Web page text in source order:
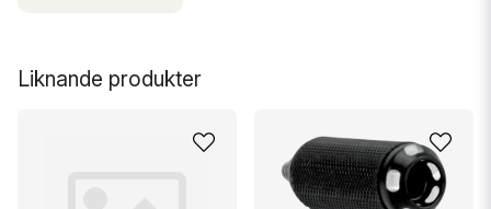
Liknande produkter